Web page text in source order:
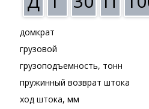
домкрат
грузовой
грузоподъемность, тонн
пружинный возврат штока
ход штока, мм